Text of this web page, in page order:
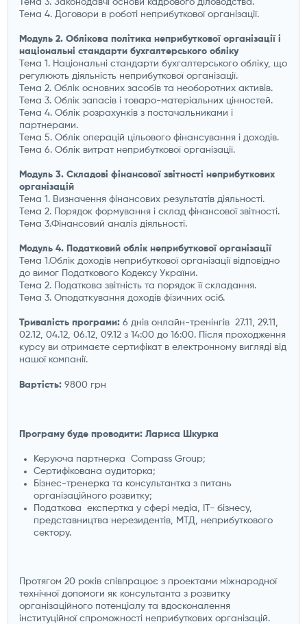
Тема 3. Законодавчі основи кадрового діловодства.
Тема 4. Договори в роботі неприбуткової організації.
Модуль 2. Облікова політика неприбуткової організації і
національні стандарти бухгалтерського обліку
Тема 1. Національні стандарти бухгалтерського обліку, що
регулюють діяльність неприбуткової організації.
Тема 2. Облік основних засобів та необоротних активів.
Тема 3. Облік запасів і товаро-матеріальних цінностей.
Тема 4. Облік розрахунків з постачальниками і
партнерами.
Тема 5. Облік операцій цільового фінансування і доходів.
Тема 6. Облік витрат неприбуткової організації.
Модуль 3. Складові фінансової звітності неприбуткових
організацій
Тема 1. Визначення фінансових результатів діяльності.
Тема 2. Порядок формування і склад фінансової звітності.
Тема 3.Фінансовий аналіз діяльності.
Модуль 4. Податковий облік неприбуткової організації
Тема 1.Облік доходів неприбуткової організації відповідно
до вимог Податкового Кодексу України.
Тема 2. Податкова звітність та порядок її складання.
Тема 3. Оподаткування доходів фізичних осіб.
Тривалість програми:6 днів онлайн-тренінгів 27.11, 29.11,
02.12, 04.12, 06.12, 09.12 з 14:00 до 16:00. Після проходження
курсу ви отримаєте сертифікат в електронному вигляді від
нашої компанії.
Вартість:9800 грн
Програму буде проводити: Лариса Шкурка
Керуюча партнерка Compass Group;
Сертифікована аудиторка;
Бізнес-тренерка та консультантка з питань
організаційного розвитку;
Податкова експертка у сфері медіа, IT- бізнесу,
представництва нерезидентів, МТД, неприбуткового
сектору.
Протягом 20 років співпрацює з проектами міжнародної
технічної допомоги як консультанта з розвитку
організаційного потенціалу та вдосконалення
інституційної спроможності неприбуткових організацій.